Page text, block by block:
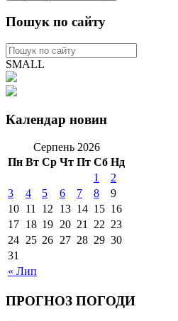
Пошук по сайту
SMALL
Календар новин
Серпень 2026
Пн Вт Ср Чт Пт Сб Нд
« Лип
1
2
3
4 5 6 7 8
9
10 11 12 13 14 15 16
17 18 19 20 21 22 23
24 25 26 27 28 29 30
31
ПРОГНОЗ ПОГОДИ